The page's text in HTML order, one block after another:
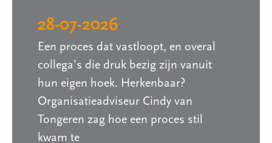
28-07-2026
Een proces dat vastloopt, en overal
collega’s die druk bezig zijn vanuit
hun eigen hoek. Herkenbaar?
Organisatieadviseur Cindy van
Tongeren zag hoe een proces stil
kwam te